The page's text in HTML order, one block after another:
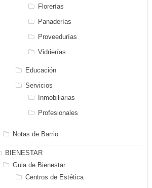
Florerías
Panaderías
Proveedurías
Vidrierías
Educación
Servicios
Inmobiliarias
Profesionales
Notas de Barrio
BIENESTAR
Guia de Bienestar
Centros de Estética